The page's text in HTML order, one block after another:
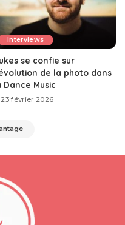
Interviews
se confie sur
de la photo dans
Dance Music
23 février 2026